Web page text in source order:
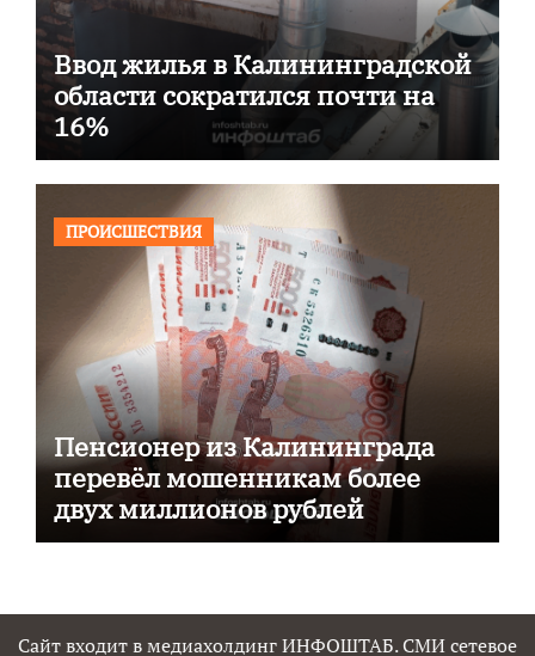
Ввод жилья в Калининградской
области сократился почти на
16%
ПРОИСШЕСТВИЯ
Пенсионер из Калининграда
перевёл мошенникам более
двух миллионов рублей
Сайт входит в медиахолдинг ИНФОШТАБ. СМИ сетевое